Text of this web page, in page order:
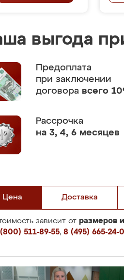
выгода
Предоплата
при заключении
договора всего
Рассрочка
на 3, 4, 6 месяцев
Цена Доставка
зависит от размеров
511-89-55, 8 (495) 665-24-